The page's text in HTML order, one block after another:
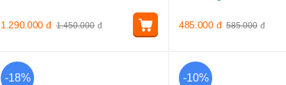
1.450.000 đ
1.290.000 đ 585.000 đ
485.000 đ
-18% -10%